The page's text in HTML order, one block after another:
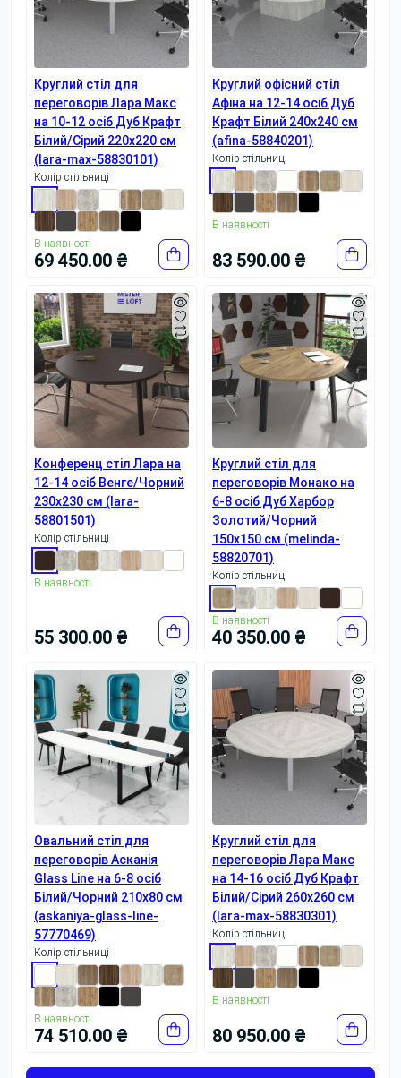
Круглий стіл для
переговорів Лара Макс
на 10-12 осіб Дуб Крафт
Білий/Сірий 220x220 см
(lara-max-58830101)
Колір стільниці
В наявності
69 450.00 ₴
Круглий офісний стіл
Афіна на 12-14 осіб Дуб
Крафт Білий 240x240 см
(afina-58840201)
Колір стільниці
В наявності
83 590.00 ₴
Конференц стіл Лара на
12-14 осіб Венге/Чорний
230x230 см (lara-
58801501)
Колір стільниці
В наявності
55 300.00 ₴
Круглий стіл для
переговорів Монако на
6-8 осіб Дуб Харбор
Золотий/Чорний
150x150 см (melinda-
58820701)
Колір стільниці
В наявності
40 350.00 ₴
Овальний стіл для
переговорів Асканія
Glass Line на 6-8 осіб
Білий/Чорний 210x80 см
(askaniya-glass-line-
57770469)
Колір стільниці
В наявності
74 510.00 ₴
Круглий стіл для
переговорів Лара Макс
на 14-16 осіб Дуб Крафт
Білий/Сірий 260x260 см
(lara-max-58830301)
Колір стільниці
В наявності
80 950.00 ₴